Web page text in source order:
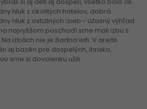
hluk z okolitých hotelov, dobrá
hluk z ostatných izieb - úžasný výhľad
najvyššom poschodí sme mali izbu s
izbách nie je žiadna wifi. V areáli
aj bazén pre dospelých, ihrisko,
sme si dovolenku užili.